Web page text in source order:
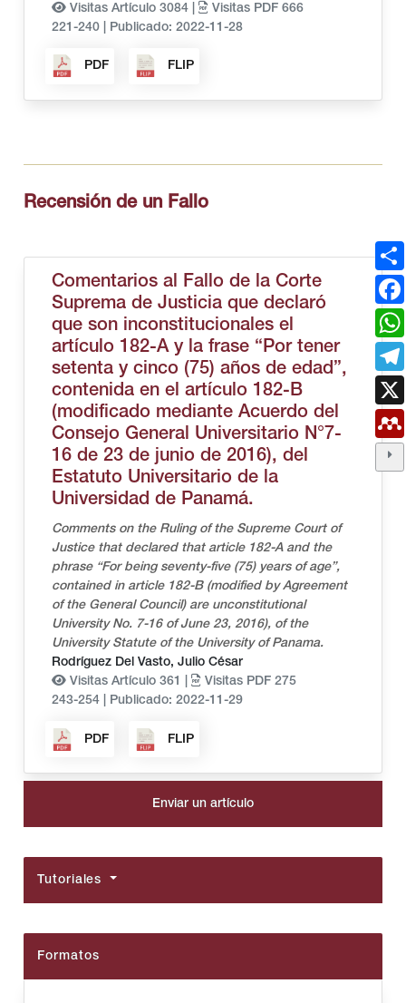
Visitas Artículo 3084 |
Visitas PDF 666
221-240
Publicado: 2022-11-28
PDF FLIP
Recensión de un Fallo
Comentarios al Fallo de la Corte
Suprema de Justicia que declaró
que son inconstitucionales el
artículo 182-A y la frase “Por tener
setenta y cinco (75) años de edad”,
contenida en el artículo 182-B
(modificado mediante Acuerdo del
Consejo General Universitario N°7-
16 de 23 de junio de 2016), del
Estatuto Universitario de la
Universidad de Panamá.
Comments on the Ruling of the Supreme Court of
Justice that declared that article 182-A and the
phrase “For being seventy-five (75) years of age”,
contained in article 182-B (modified by Agreement
of the General Council) are unconstitutional
University No. 7-16 of June 23, 2016), of the
University Statute of the University of Panama.
Rodríguez Del Vasto, Julio César
Visitas Artículo 361 |
Visitas PDF 275
243-254
Publicado: 2022-11-29
PDF FLIP
Enviar un artículo
Tutoriales
Formatos